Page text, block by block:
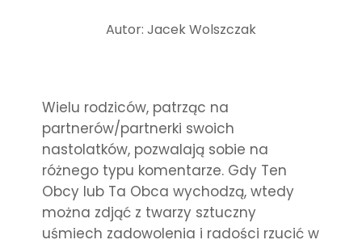
Autor: Jacek Wolszczak
Wielu rodziców, patrząc na
partnerów/partnerki swoich
nastolatków, pozwalają sobie na
różnego typu komentarze. Gdy Ten
Obcy lub Ta Obca wychodzą, wtedy
można zdjąć z twarzy sztuczny
uśmiech zadowolenia i radości rzucić w